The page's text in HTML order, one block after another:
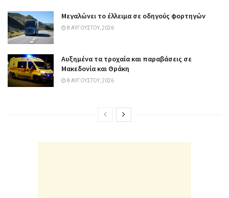
Μεγαλώνει το έλλειμα σε οδηγούς φορτηγών
8 ΑΥΓΟΎΣΤΟΥ, 2026
Αυξημένα τα τροχαία και παραβάσεις σε
Μακεδονία και Θράκη
8 ΑΥΓΟΎΣΤΟΥ, 2026